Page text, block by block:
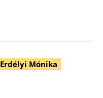
Erdélyi Mónika